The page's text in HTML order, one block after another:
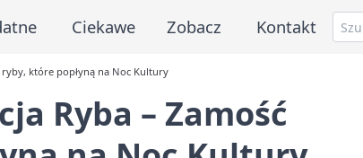
Ciekawe Zobacz Kontakt
które popłyną na Noc Kultury
Ryba – Zamość